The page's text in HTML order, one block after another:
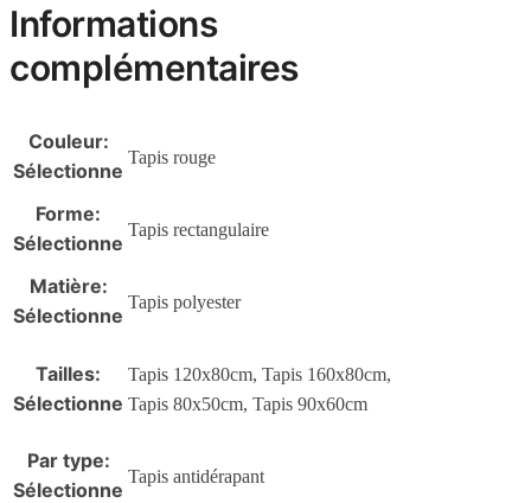
Informations
complémentaires
Couleur:
Sélectionne
Tapis rouge
Forme:
Sélectionne
Tapis rectangulaire
Matière:
Sélectionne
Tapis polyester
Tailles:
Sélectionne
Tapis 120x80cm, Tapis 160x80cm,
Tapis 80x50cm, Tapis 90x60cm
Par type:
Sélectionne
Tapis antidérapant